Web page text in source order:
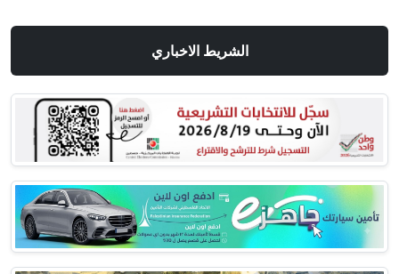
الشريط الاخباري